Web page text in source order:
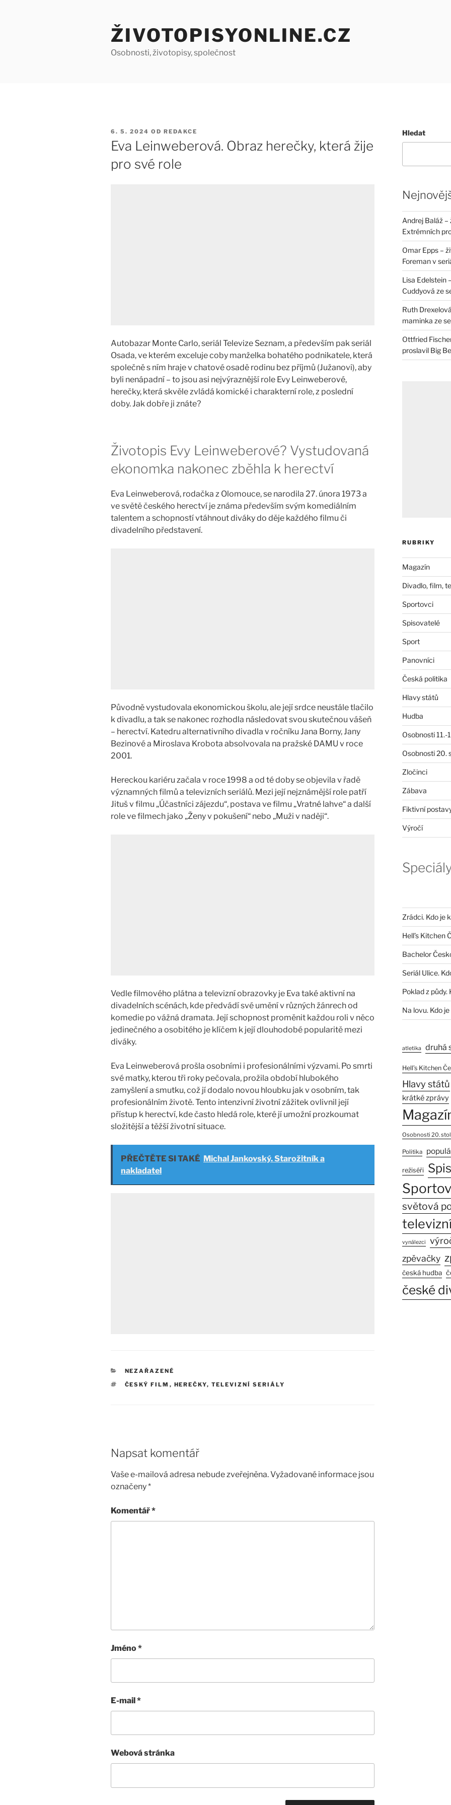
ŽIVOTOPISYONLINE.CZ
Osobnosti, životopisy, společnost
PUBLIKOVÁNO
6. 5. 2024 OD REDAKCE
Eva Leinweberová. Obraz herečky, která žije
pro své role
Autobazar Monte Carlo, seriál Televize Seznam, a především pak seriál
Osada, ve kterém exceluje coby manželka bohatého podnikatele, která
společně s ním hraje v chatové osadě rodinu bez příjmů (Južanovi), aby
byli nenápadní – to jsou asi nejvýraznější role Evy Leinweberové,
herečky, která skvěle zvládá komické i charakterní role, z poslední
doby. Jak dobře ji znáte?
Životopis Evy Leinweberové? Vystudovaná
ekonomka nakonec zběhla k herectví
Eva Leinweberová, rodačka z Olomouce, se narodila 27. února 1973 a
ve světě českého herectví je známa především svým komediálním
talentem a schopností vtáhnout diváky do děje každého filmu či
divadelního představení.
Původně vystudovala ekonomickou školu, ale její srdce neustále tlačilo
k divadlu, a tak se nakonec rozhodla následovat svou skutečnou vášeň​
– herectví. Katedru alternativního divadla v ročníku Jana Borny, Jany
Bezinové a Miroslava Krobota absolvovala na pražské DAMU v roce
2001.
Hereckou kariéru začala v roce 1998 a od té doby se objevila v řadě
významných filmů a televizních seriálů. Mezi její nejznámější role patří
Jituš v filmu „Účastníci zájezdu“, postava ve filmu „Vratné lahve“ a další
role ve filmech jako „Ženy v pokušení“ nebo „Muži v naději“​.
Vedle filmového plátna a televizní obrazovky je Eva také aktivní na
divadelních scénách, kde předvádí své umění v různých žánrech od
komedie po vážná dramata. Její schopnost proměnit každou roli v něco
jedinečného a osobitého je klíčem k její dlouhodobé popularitě mezi
diváky​.
Eva Leinweberová prošla osobními i profesionálními výzvami. Po smrti
své matky, kterou tři roky pečovala, prožila období hlubokého
zamyšlení a smutku, což jí dodalo novou hloubku jak v osobním, tak
profesionálním životě. Tento intenzivní životní zážitek ovlivnil její
přístup k herectví, kde často hledá role, které jí umožní prozkoumat
složitější a těžší životní situace​.
PŘEČTĚTE SI TAKÉ Michal Jankovský. Starožitník a
nakladatel
RUBRIKY
NEZAŘAZENÉ
ŠTÍTKY
ČESKÝ FILM , HEREČKY, TELEVIZNÍ SERIÁLY
Napsat komentář
Vaše e-mailová adresa nebude zveřejněna.Vyžadované informace jsou
označeny*
Komentář*
Jméno*
E-mail*
Webová stránka
Hledat
Andrej Baláž
Extrémních
Omar Epps –
Foreman v
Lisa Edelstein
Cuddyová ze
Ruth
maminka ze
Ottfried
proslavil Big
RUBRIKY
Magazín
Divadlo, film,
Sportovci
Spisovatelé
Sport
Panovníci
Česká politika
Hlavy států
Hudba
Osobnosti 11.-
Osobnosti 20.
Zločinci
Zábava
Fiktivní
Výročí
Zrádci. Kdo je
Hell’s Kitchen
Bachelor
Seriál Ulice.
Poklad z půdy.
Na lovu. Kdo
atletika druhá
Hell’s Kitchen
Hlavy států
krátké zprávy
Osobnosti 20.
Politika
režiséři
světová
vynálezci
zpěvačky
česká hudba
české